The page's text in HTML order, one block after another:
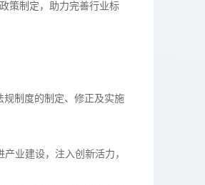
策制定，助力完善行业标
制度的制定、修正及实施
业建设，注入创新活力，